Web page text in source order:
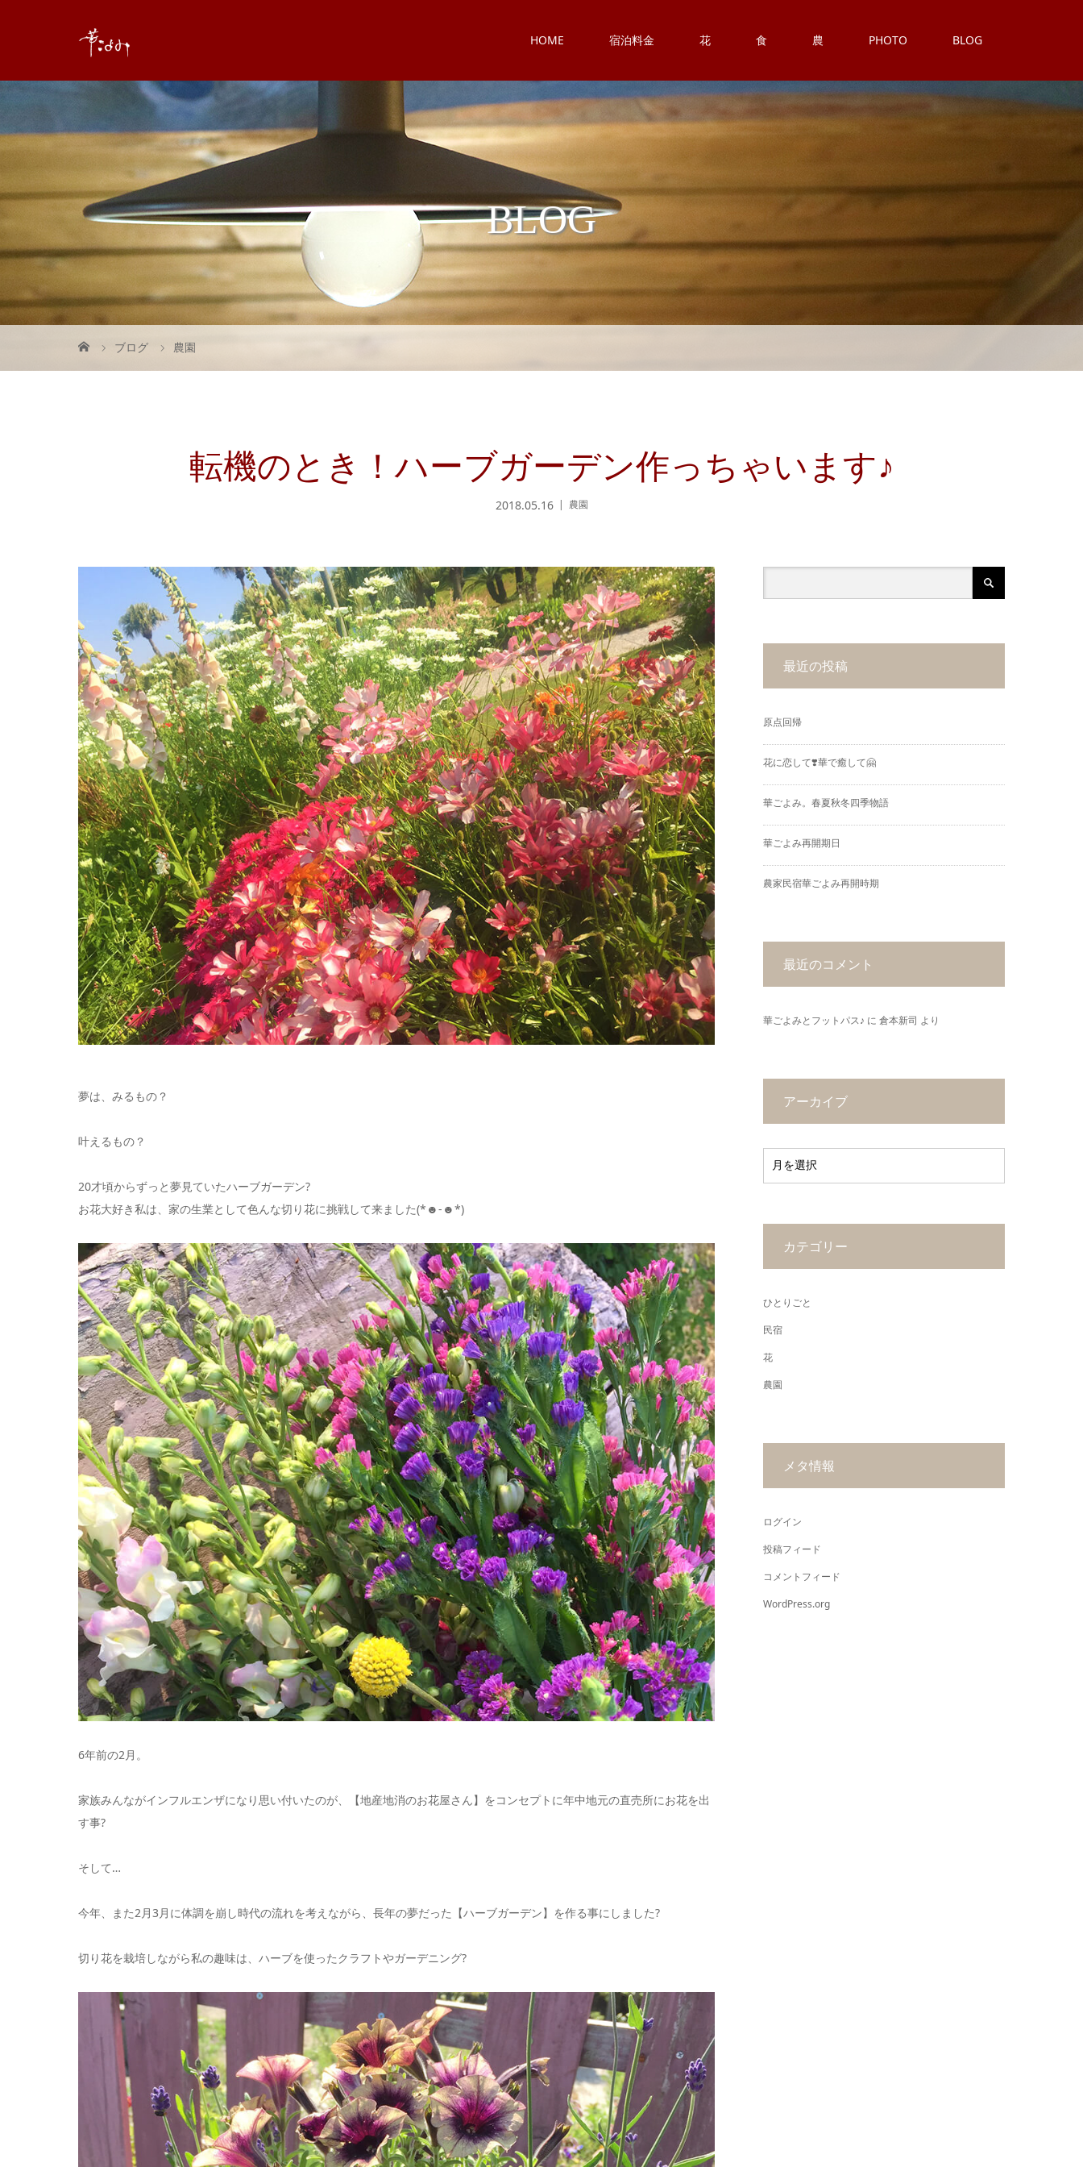
HOME 宿泊料金 花 食 農 PHOTO BLOG
BLOG
ブログ 農園
転機のとき！ハーブガーデン作っちゃいます♪
2018.05.16 農園
夢は、みるもの？
叶えるもの？
20才頃からずっと夢見ていたハーブガーデン?
お花大好き私は、家の生業として色んな切り花に挑戦して来ました(*☻-☻*)
6年前の2月。
家族みんながインフルエンザになり思い付いたのが、【地産地消のお花屋さん】をコンセプトに年中地元の直売所にお花を出
す事?
そして…
今年、また2月3月に体調を崩し時代の流れを考えながら、長年の夢だった【ハーブガーデン】を作る事にしました?
切り花を栽培しながら私の趣味は、ハーブを使ったクラフトやガーデニング?
最近の投稿
原点回帰
花に恋して❣️華で癒して🤗
華ごよみ。春夏秋冬四季物語
華ごよみ再開期日
農家民宿華ごよみ再開時期
最近のコメント
華ごよみとフットパス♪ に 倉本新司 より
アーカイブ
カテゴリー
ひとりごと
民宿
花
農園
メタ情報
ログイン
投稿フィード
コメントフィード
WordPress.org